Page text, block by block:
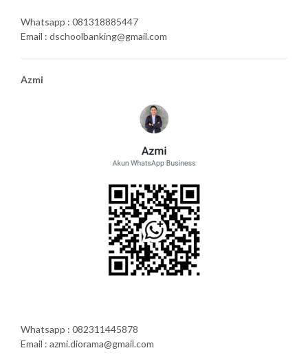
Whatsapp : 081318885447
Email : dschoolbanking@gmail.com
Azmi
Whatsapp : 082311445878
Email : azmi.diorama@gmail.com